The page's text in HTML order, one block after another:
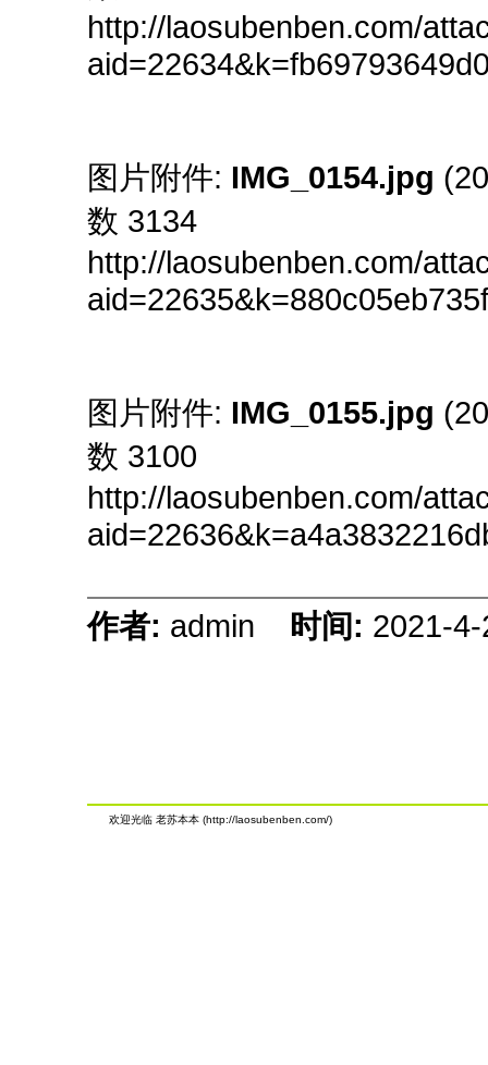
http://laosubenben.com/
图片附件: IMG_0154.jpg
数 3134
http://laosubenben.com/
图片附件: IMG_0155.jpg
数 3100
http://laosubenben.com/
作者: admin 时间: 2021-
欢迎光临 老苏本本 (http://laosubenben.com/)